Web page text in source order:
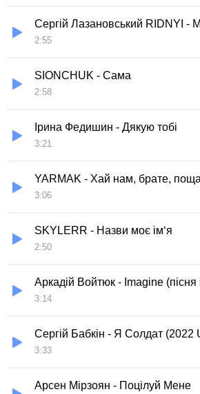
Сергій Лазановський RIDNYI -
2:55
SIONCHUK - Сама
2:58
Ірина Федишин - Дякую тобі
3:21
YARMAK - Хай нам, брате,
3:06
SKYLERR - Назви моє ім‘я
2:50
Аркадій Войтюк - Imagine (пісня
3:14
Сергій Бабкін - Я Солдат (2022
3:33
Арсен Мірзоян - Поцілуй Мене